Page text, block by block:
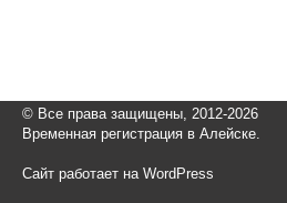
© Все права защищены, 2012-2026
Временная регистрация в Алейске.
Сайт работает на WordPress